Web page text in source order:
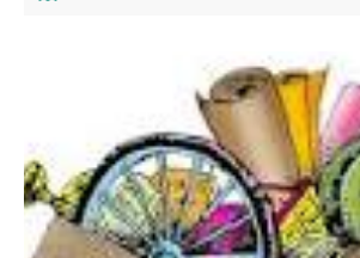
Venez chiner dans les rues et places du
objets de décoration, livres, vêtements.